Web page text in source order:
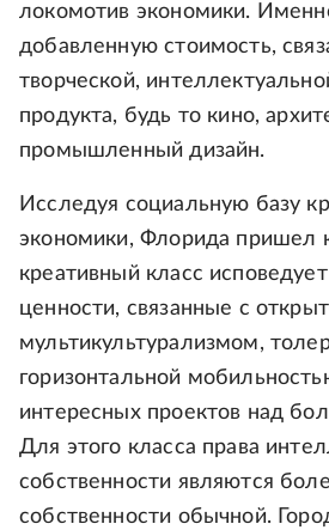
локомотив экономики.
добавленную стоимость,
творческой,
продукта, будь то кино,
промышленный дизайн.
Исследуя социальную базу
экономики, Флорида пришел
креативный класс
ценности, связанные с
мультикультурализмом,
горизонтальной
интересных проектов над
Для этого класса права
собственности являются
собственности обычной.